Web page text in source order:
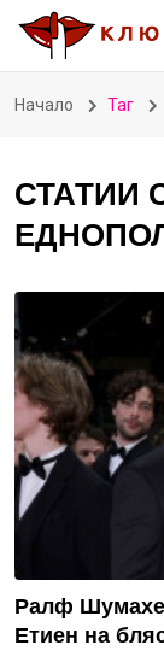
Начало Таг
СТАТИИ
Ралф
Етиен на